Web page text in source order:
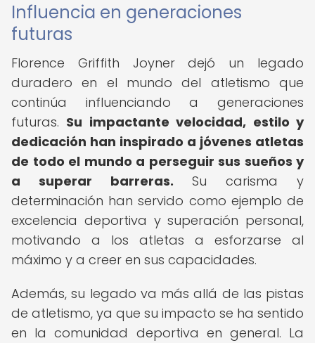
Influencia en generaciones
futuras
Florence Griffith Joyner dejó un legado
duradero en el mundo del atletismo que
continúa influenciando a generaciones
futuras. Su impactante velocidad, estilo y
dedicación han inspirado a jóvenes atletas
de todo el mundo a perseguir sus sueños y
a superar barreras. Su carisma y
determinación han servido como ejemplo de
excelencia deportiva y superación personal,
motivando a los atletas a esforzarse al
máximo y a creer en sus capacidades.
Además, su legado va más allá de las pistas
de atletismo, ya que su impacto se ha sentido
en la comunidad deportiva en general. La